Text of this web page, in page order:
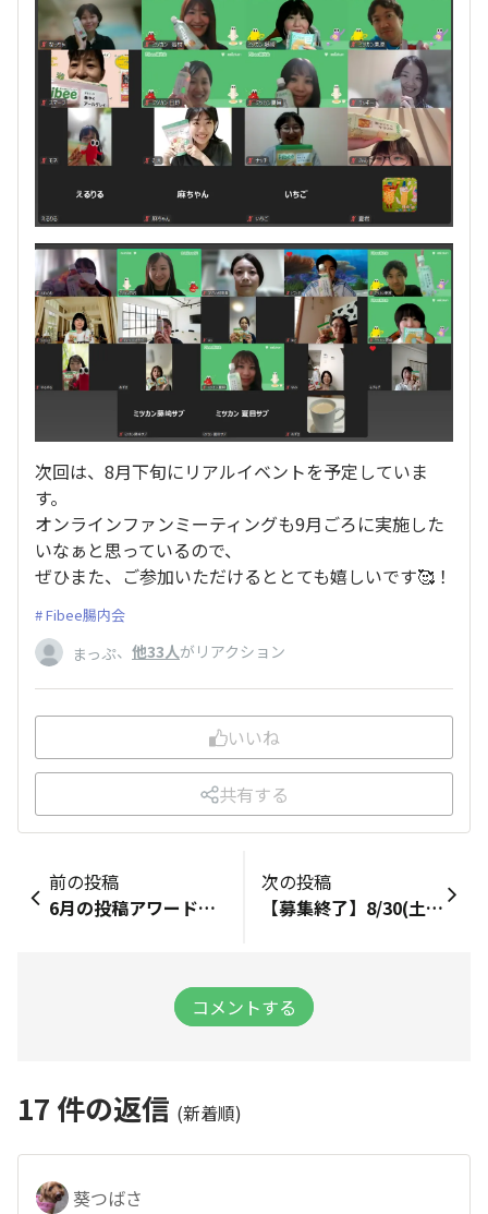
次回は、8月下旬にリアルイベントを予定していま
す。
オンラインファンミーティングも9月ごろに実施した
いなぁと思っているので、
ぜひまた、ご参加いただけるととても嬉しいです🥰！
Fibee腸内会
まっぷ、 他33人がリアクション
いいね
共有する
前の投稿
6月の投稿アワード発表🏆✨
次の投稿
【募集終了】8/30(土) 第4回 ファンミーティング開催のお知らせ！
コメントする
17 件の返信 (新着順)
葵つばさ